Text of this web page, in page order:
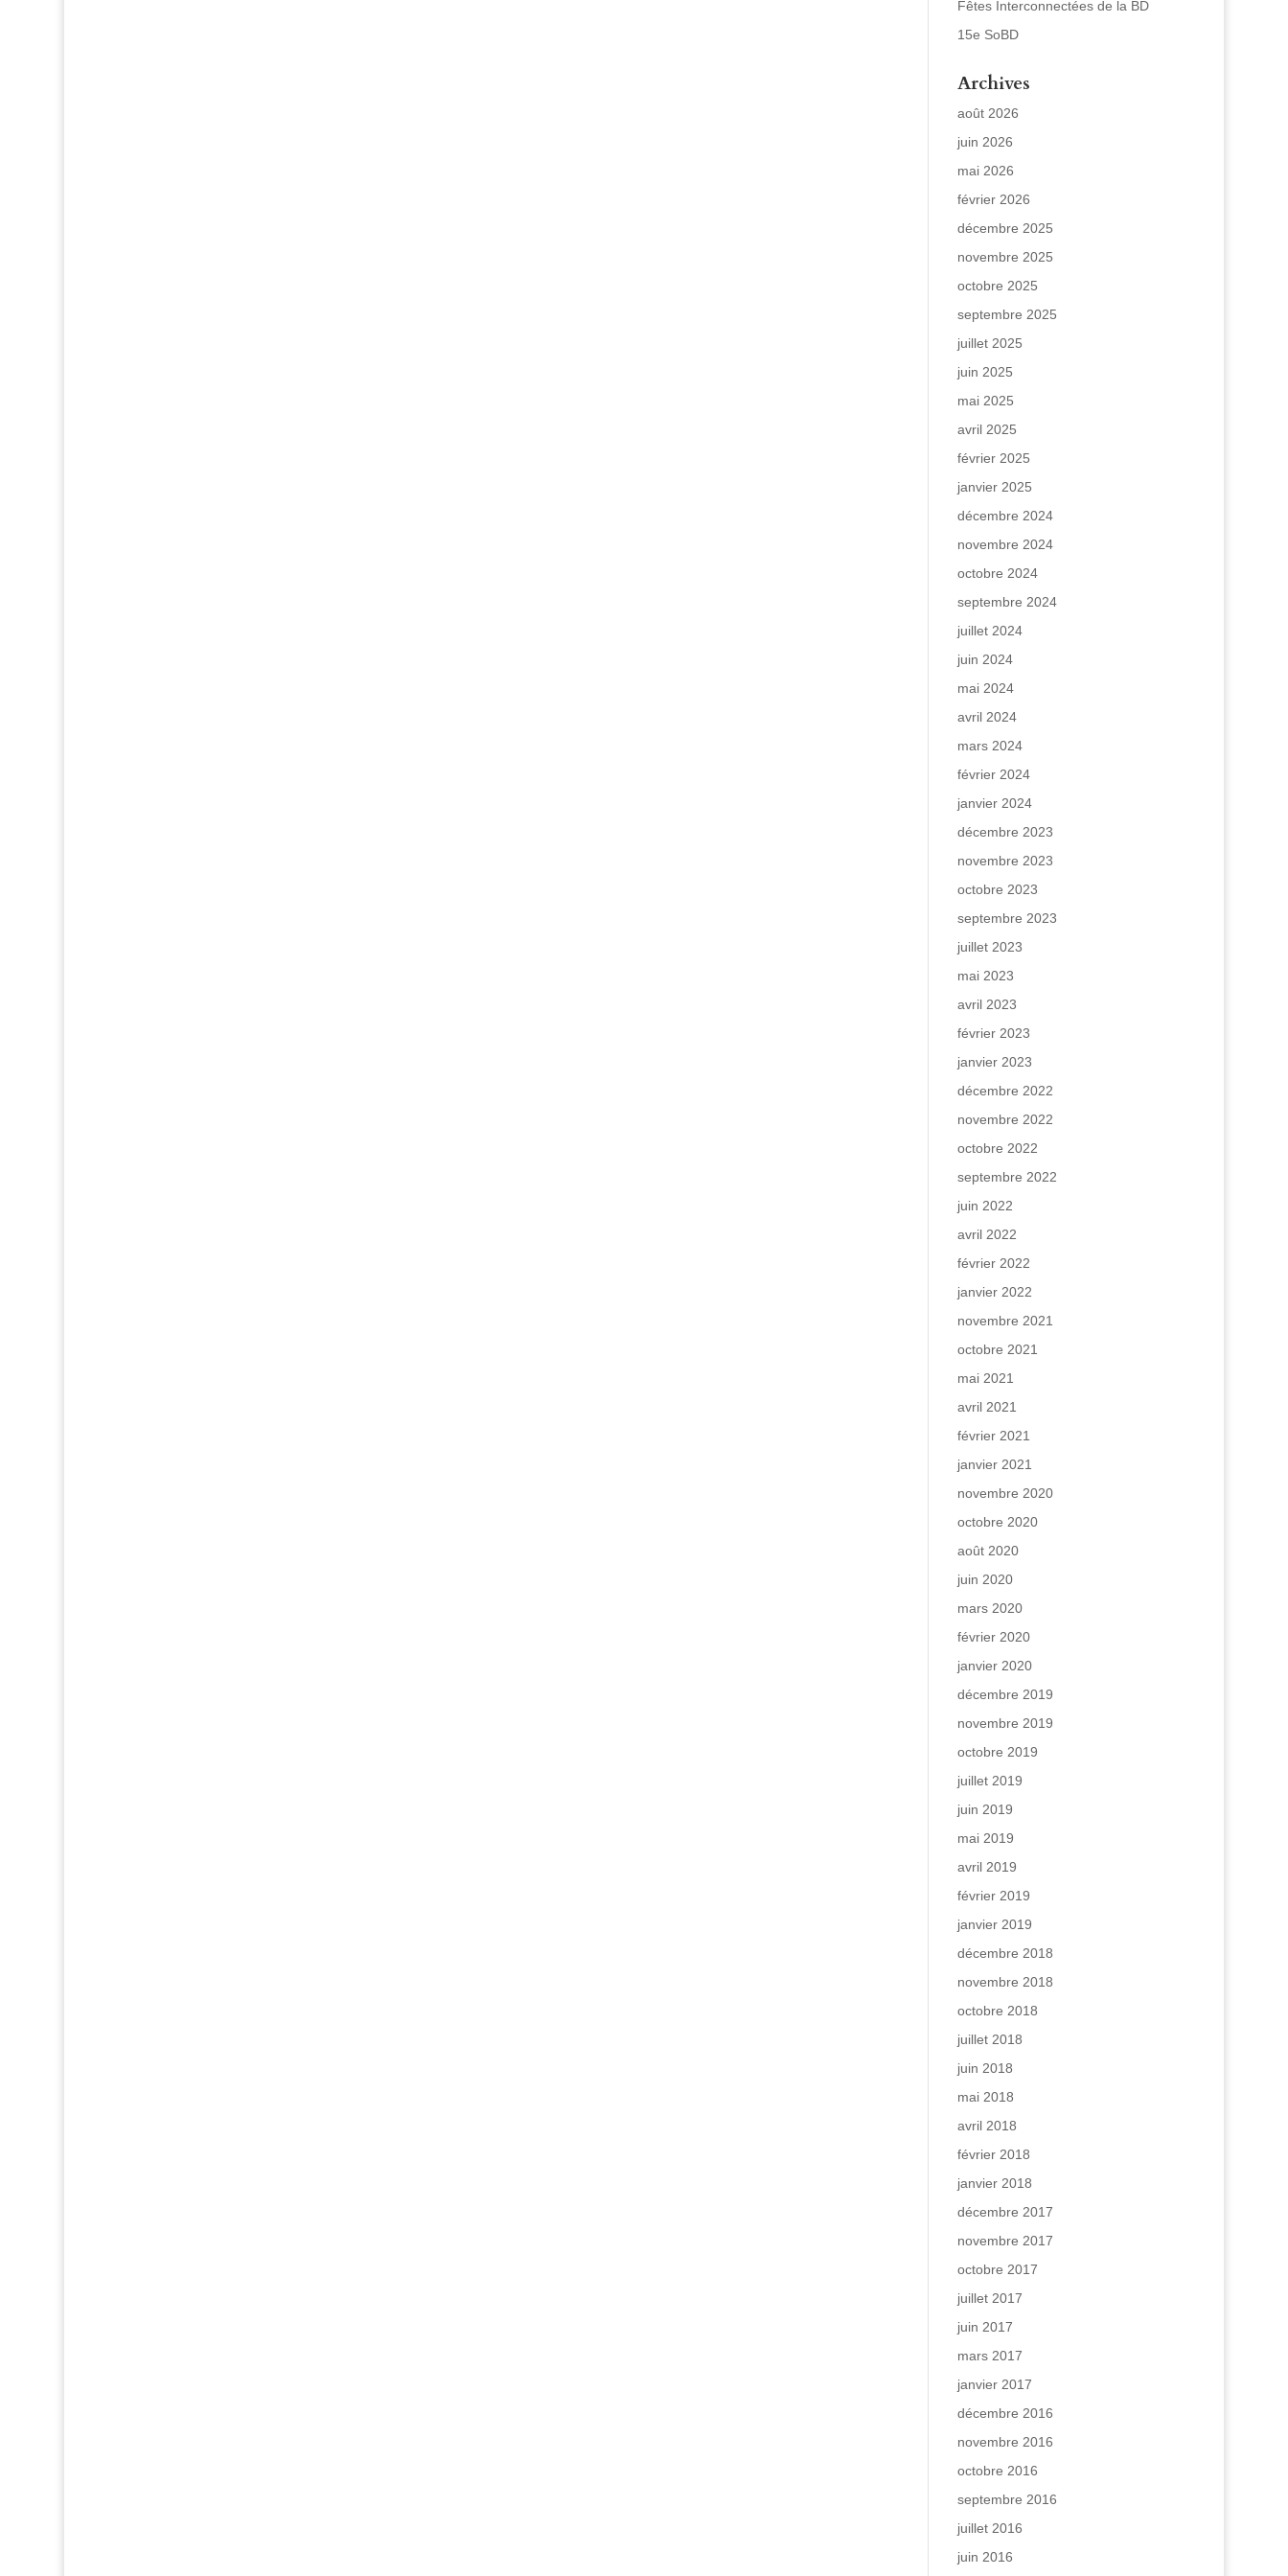
Fêtes Interconnectées de la BD
15e SoBD
Archives
août 2026
juin 2026
mai 2026
février 2026
décembre 2025
novembre 2025
octobre 2025
septembre 2025
juillet 2025
juin 2025
mai 2025
avril 2025
février 2025
janvier 2025
décembre 2024
novembre 2024
octobre 2024
septembre 2024
juillet 2024
juin 2024
mai 2024
avril 2024
mars 2024
février 2024
janvier 2024
décembre 2023
novembre 2023
octobre 2023
septembre 2023
juillet 2023
mai 2023
avril 2023
février 2023
janvier 2023
décembre 2022
novembre 2022
octobre 2022
septembre 2022
juin 2022
avril 2022
février 2022
janvier 2022
novembre 2021
octobre 2021
mai 2021
avril 2021
février 2021
janvier 2021
novembre 2020
octobre 2020
août 2020
juin 2020
mars 2020
février 2020
janvier 2020
décembre 2019
novembre 2019
octobre 2019
juillet 2019
juin 2019
mai 2019
avril 2019
février 2019
janvier 2019
décembre 2018
novembre 2018
octobre 2018
juillet 2018
juin 2018
mai 2018
avril 2018
février 2018
janvier 2018
décembre 2017
novembre 2017
octobre 2017
juillet 2017
juin 2017
mars 2017
janvier 2017
décembre 2016
novembre 2016
octobre 2016
septembre 2016
juillet 2016
juin 2016